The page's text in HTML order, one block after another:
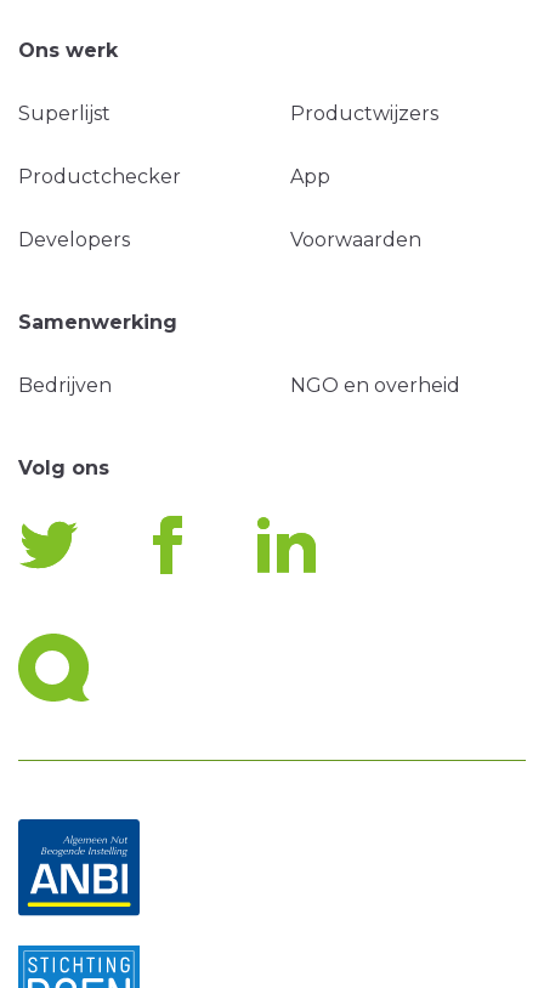
Ons werk
Superlijst Productwijzers
Productchecker App
Developers Voorwaarden
Samenwerking
Bedrijven NGO en overheid
Volg ons